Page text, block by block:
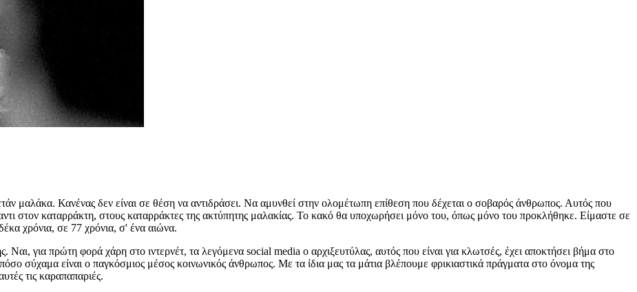
μαλάκα. Κανένας δεν είναι σε θέση να αντιδράσει. Να αμυνθεί στην ολομέτωπη επίθεση που δέχεται ο σοβαρός άνθρωπος. Αυτός που
στον καταρράκτη, στους καταρράκτες της ακτύπητης μαλακίας. Το κακό θα υποχωρήσει μόνο του, όπως μόνο του προκλήθηκε. Είμαστε σε
χρόνια, σε 77 χρόνια, σ' ένα αιώνα.
για πρώτη φορά χάρη στο ιντερνέτ, τα λεγόμενα social media ο αρχιξευτύλας, αυτός που είναι για κλωτσές, έχει αποκτήσει βήμα στο
σύχαμα είναι ο παγκόσμιος μέσος κοινωνικός άνθρωπος. Με τα ίδια μας τα μάτια βλέπουμε φρικιαστικά πράγματα στο όνομα της
τις καραπαπαριές.